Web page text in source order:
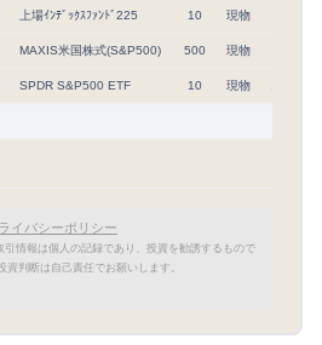
上場ｲﾝﾃﾞｯｸｽﾌｧﾝﾄﾞ225 10 現物
MAXIS米国株式(S&P500) 500 現物
SPDR S&P500 ETF 10 現物 120,195
イバシーポリシー
情報は個人の記録であり、投資を勧誘するもので
資判断は自己責任でお願いします。